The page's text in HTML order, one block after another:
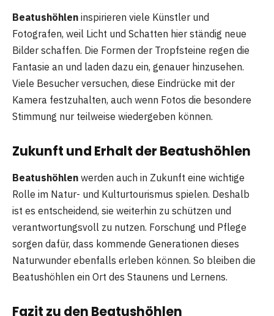
Beatushöhlen inspirieren viele Künstler und
Fotografen, weil Licht und Schatten hier ständig neue
Bilder schaffen. Die Formen der Tropfsteine regen die
Fantasie an und laden dazu ein, genauer hinzusehen.
Viele Besucher versuchen, diese Eindrücke mit der
Kamera festzuhalten, auch wenn Fotos die besondere
Stimmung nur teilweise wiedergeben können.
Zukunft und Erhalt der Beatushöhlen
Beatushöhlen werden auch in Zukunft eine wichtige
Rolle im Natur- und Kulturtourismus spielen. Deshalb
ist es entscheidend, sie weiterhin zu schützen und
verantwortungsvoll zu nutzen. Forschung und Pflege
sorgen dafür, dass kommende Generationen dieses
Naturwunder ebenfalls erleben können. So bleiben die
Beatushöhlen ein Ort des Staunens und Lernens.
Fazit zu den Beatushöhlen